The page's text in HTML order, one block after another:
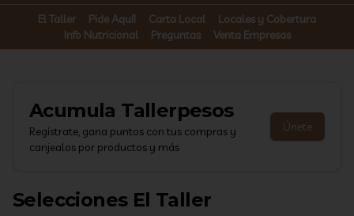
El Taller Pide Aquí! Carta Local
Locales y Cobertura
Info Nutricional
Preguntas Venta Empresas
Acumula Tallerpesos
Regístrate, gana puntos con tus compras y
canjealos por productos y más
Únete
Selecciones El Taller